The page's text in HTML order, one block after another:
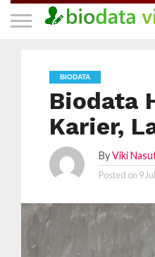
BIODATA
Biodata
Karier,
By Viki
Posted on 9